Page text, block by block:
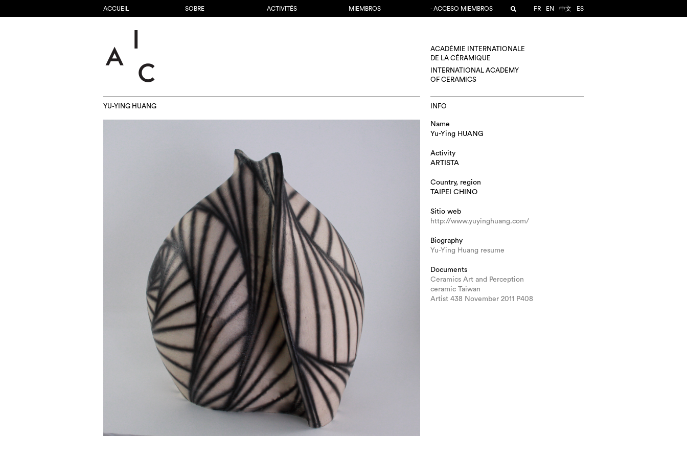
ACCUEIL SOBRE ACTIVITÉS MIEMBROS - ACCESO MIEMBROS FR EN 中文 ES
ACADÉMIE INTERNATIONALE
DE LA CÉRAMIQUE
INTERNATIONAL ACADEMY
OF CERAMICS
YU-YING HUANG INFO
Name
Yu-Ying HUANG
Activity
ARTISTA
Country, region
TAIPEI CHINO
Sitio web
http://www.yuyinghuang.com/
Biography
Yu-Ying Huang resume
Documents
Ceramics Art and Perception
ceramic Taiwan
Artist 438 November 2011 P408